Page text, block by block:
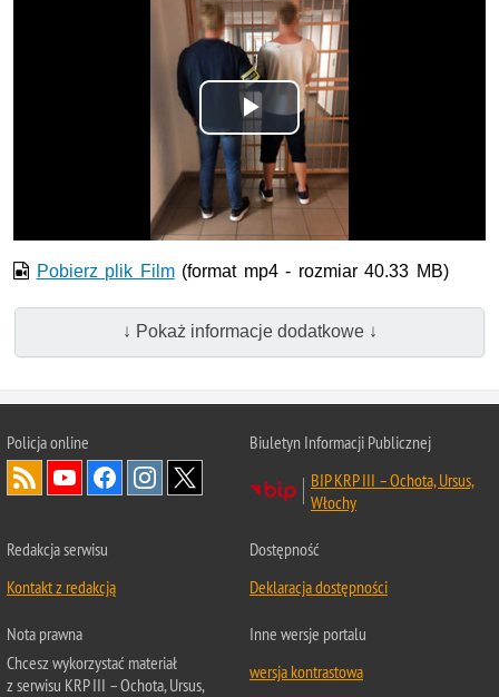
Odtwórz
wideo
Pobierz plik Film(format mp4 - rozmiar 40.33 MB)
↓ Pokaż informacje dodatkowe ↓
Policja online
Biuletyn Informacji Publicznej
BIP KRP III – Ochota, Ursus,
Włochy
Redakcja serwisu
Kontakt z redakcją
Dostępność
Deklaracja dostępności
Nota prawna
Chcesz wykorzystać materiał
z serwisu KRP III – Ochota, Ursus,
Inne wersje portalu
wersja kontrastowa